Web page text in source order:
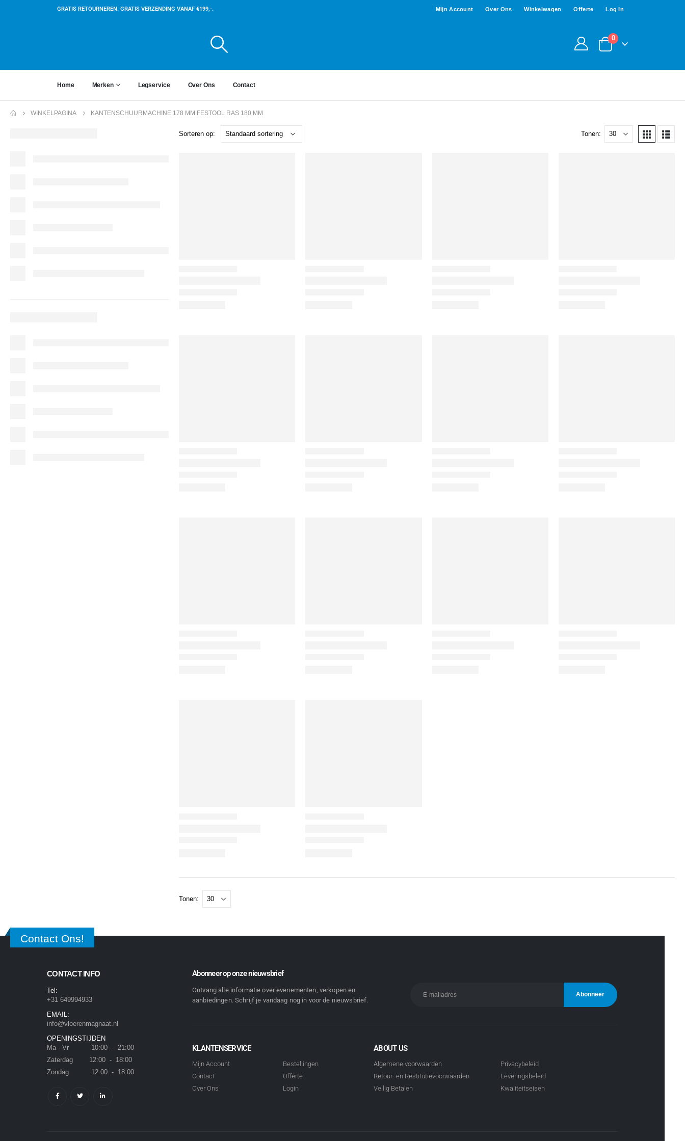
GRATIS RETOURNEREN. GRATIS VERZENDING VANAF €199,-. Mijn Account Over Ons Winkelwagen Offerte Log In
0
Home Merken Legservice Over Ons Contact
WINKELPAGINA KANTENSCHUURMACHINE 178 MM FESTOOL RAS 180 MM
Sorteren op: Tonen:
Tonen:
Contact Ons!
CONTACT INFO
Tel:
+31 649994933
EMAIL:
info@vloerenmagnaat.nl
OPENINGSTIJDEN
Ma - Vr 10:00 - 21:00
Zaterdag 12:00 - 18:00
Zondag 12:00 - 18:00
Abonneer op onze nieuwsbrief
Ontvang alle informatie over evenementen, verkopen en
aanbiedingen. Schrijf je vandaag nog in voor de nieuwsbrief.
KLANTENSERVICE
Mijn Account
Contact
Over Ons
Bestellingen
Offerte
Login
ABOUT US
Algemene voorwaarden
Retour- en Restitutievoorwaarden
Veilig Betalen
Privacybeleid
Leveringsbeleid
Kwaliteitseisen